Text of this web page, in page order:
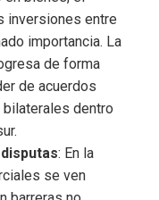
inversiones entre
importancia. La
de forma
de acuerdos
dentro
: En la
se ven